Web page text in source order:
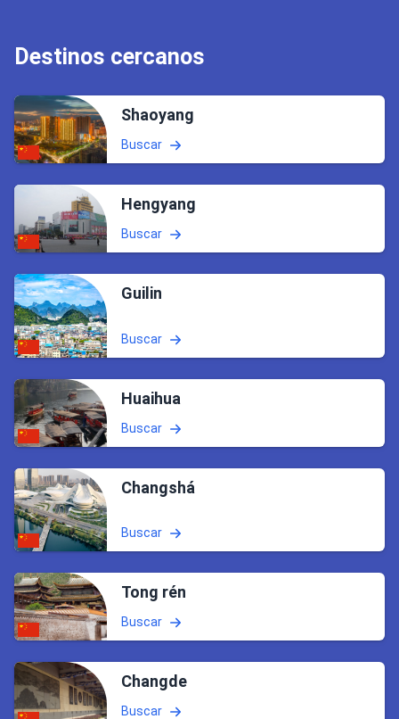
Destinos cercanos
Shaoyang
Buscar
Hengyang
Buscar
Guilin
Buscar
Huaihua
Buscar
Changshá
Buscar
Tong rén
Buscar
Changde
Buscar